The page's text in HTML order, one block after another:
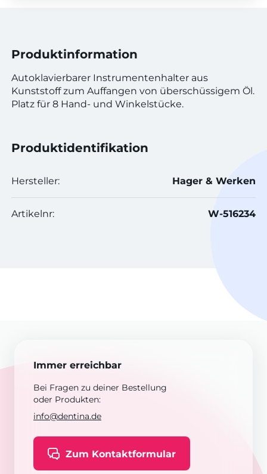
Produktinformation
Autoklavierbarer Instrumentenhalter aus
Kunststoff zum Auffangen von überschüssigem Öl.
Platz für 8 Hand- und Winkelstücke.
Produktidentifikation
Hersteller: Hager & Werken
Artikelnr: W-516234
Immer erreichbar
Bei Fragen zu deiner Bestellung
oder Produkten:
info@dentina.de
Zum Kontaktformular